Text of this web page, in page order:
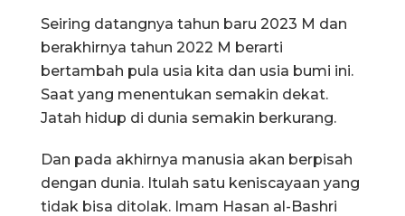
Seiring datangnya tahun baru 2023 M dan
berakhirnya tahun 2022 M berarti
bertambah pula usia kita dan usia bumi ini.
Saat yang menentukan semakin dekat.
Jatah hidup di dunia semakin berkurang.
Dan pada akhirnya manusia akan berpisah
dengan dunia. Itulah satu keniscayaan yang
tidak bisa ditolak. Imam Hasan al-Bashri